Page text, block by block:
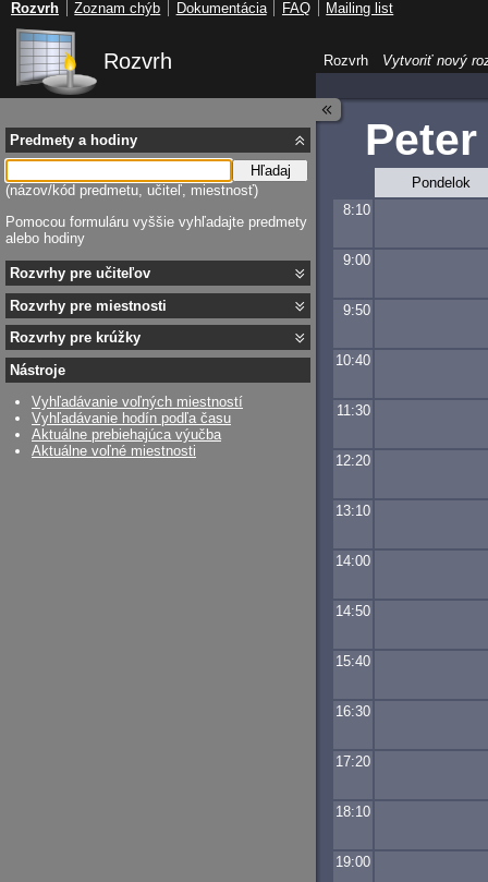
Rozvrh
Pondelok
8:10
9:00
9:50
10:40
11:30
12:20
13:10
14:00
14:50
15:40
16:30
17:20
18:10
19:00
Predmety a hodiny
Hľadaj
(názov/kód predmetu, učiteľ, miestnosť)
Pomocou formuláru vyššie vyhľadajte predmety
alebo hodiny
Rozvrhy pre učiteľov
Rozvrhy pre miestnosti
Rozvrhy pre krúžky
Nástroje
Vyhľadávanie voľných miestností
Vyhľadávanie hodín podľa času
Aktuálne prebiehajúca výučba
Aktuálne voľné miestnosti
Rozvrh Vytvoriť nový
Rozvrh Zoznam chýb Dokumentácia FAQ Mailing list